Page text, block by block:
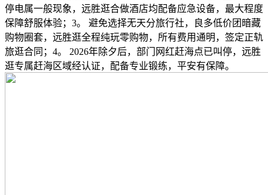
停电属一般现象，远胜逛合做酒店均配备应急设备，最大程度
保障舒服体验；3。 避免选择无天分旅行社，良多低价团暗藏
购物圈套，远胜逛全程纯玩零购物，所有费用通明，签定正轨
旅逛合同；4。 2026年除夕后，部门网红赶海点已叫停，远胜
逛专属赶海区域经认证，配备专业锻练，平安有保障。